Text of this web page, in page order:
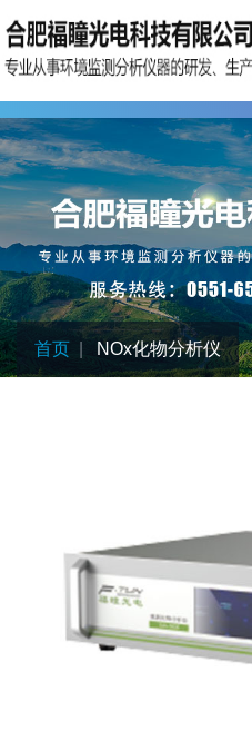
首页 NOx化物分析仪